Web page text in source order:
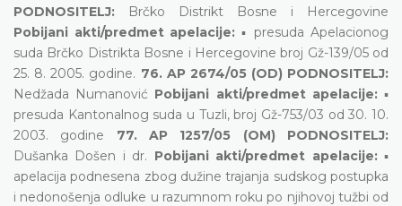
PODNOSITELJ:
Brčko Distrikt Bosne i Hercegovine
Pobijani akti/predmet apelacije: ▪ presuda Apelacionog
suda Brčko Distrikta Bosne i Hercegovine broj Gž-139/05 od
25. 8. 2005. godine. 76. AP 2674/05 (OD) PODNOSITELJ:
Nedžada Numanović Pobijani akti/predmet apelacije:▪
presuda Kantonalnog suda u Tuzli, broj Gž-753/03 od 30. 10.
2003. godine 77. AP 1257/05 (OM) PODNOSITELJ:
Dušanka Došen i dr. Pobijani akti/predmet apelacije:▪
apelacija podnesena zbog dužine trajanja sudskog postupka
i nedonošenja odluke u razumnom roku po njihovoj tužbi od